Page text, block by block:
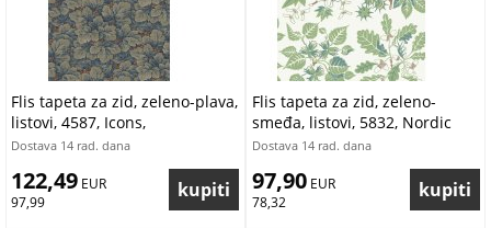
Flis tapeta za zid, zeleno-plava,
listovi, 4587, Icons,
Borastapeter | Ljepilo Gratis
Dostava 14 rad. dana
122,49 EUR
97,99
Flis tapeta za zid, zeleno-
smeđa, listovi, 5832, Nordic
Folk, Borastapeter | Ljepilo
Dostava 14 rad. dana
97,90 EUR
78,32